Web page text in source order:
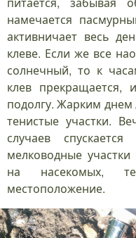
намечается
активничает весь
клеве. Если же все
солнечный, то к
клев прекращается,
подолгу. Жарким днем
тенистые участки.
случаев
мелководные
на насекомых,
местоположение.